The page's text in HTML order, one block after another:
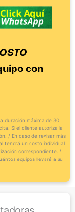
con
duración máxima de 30
Si el cliente autoriza la
/ En caso de revisar más
tendrá un costo individual
correspondiente. /
equipos llevará a su